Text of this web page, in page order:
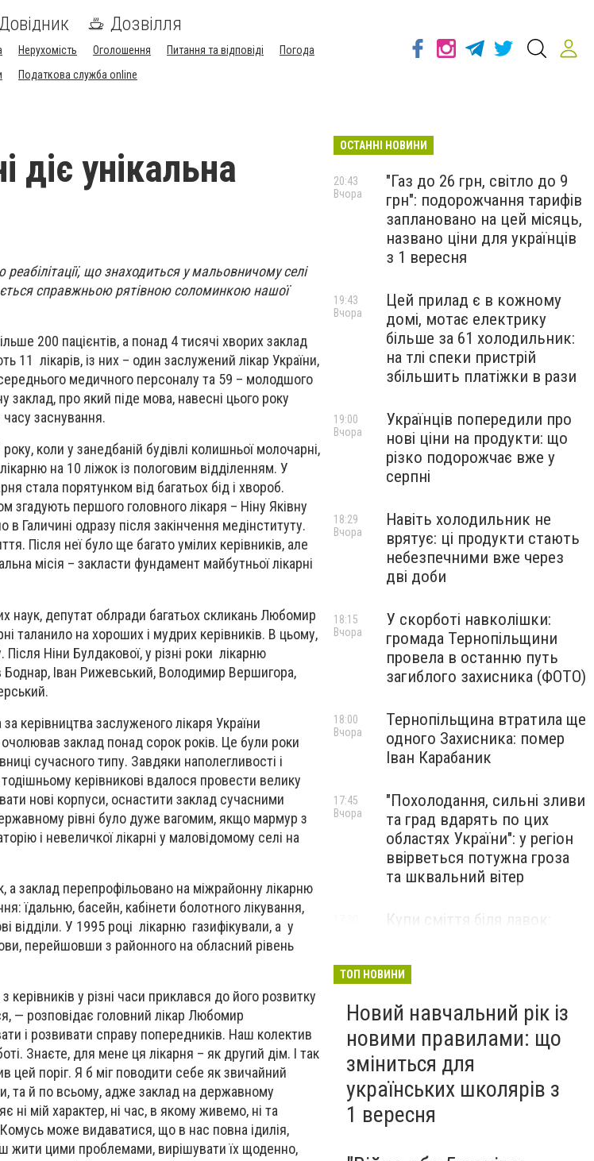
Дозвілля
Нерухомість Оголошення Питання та відповіді
Погода
Податкова служба online
діє унікальна
що знаходиться у мальовничому селі
справжньою рятівною соломинкою нашої
200 пацієнтів, а понад 4 тисячі хворих заклад
лікарів, із них – один заслужений лікар України,
медичного персоналу та 59 – молодшого
про який піде мова, навесні цього року
заснування.
коли у занедбаній будівлі колишньої молочарні,
на 10 ліжок із пологовим відділенням. У
стала порятунком від багатьох бід і хвороб.
першого головного лікаря – Ніну Яківну
Галичині одразу після закінчення медінституту.
Після неї було ще багато умілих керівників, але
місія – закласти фундамент майбутньої лікарні
наук, депутат облради багатьох скликань Любомир
таланило на хороших і мудрих керівників. В цьому,
Ніни Булдакової, у різні роки лікарню
Іван Рижевський, Володимир Вершигора,
керівництва заслуженого лікаря України
заклад понад сорок років. Це були роки
сучасного типу. Завдяки наполегливості і
керівникові вдалося провести велику
нові корпуси, оснастити заклад сучасними
рівні було дуже вагомим, якщо мармур з
і невеличкої лікарні у маловідомому селі на
а заклад перепрофільовано на міжрайонну лікарню
їдальню, басейн, кабінети болотного лікування,
відділи. У 1995 році лікарню газифікували, а у
перейшовши з районного на обласний рівень
у різні часи приклався до його розвитку
— розповідає головний лікар Любомир
і розвивати справу попередників. Наш колектив
Знаєте, для мене ця лікарня – як другий дім. І так
цей поріг. Я б міг поводити себе як звичайний
та й по всьому, адже заклад на державному
ні мій характер, ні час, в якому живемо, ні та
може видаватися, що в нас повна ідилія,
жити цими проблемами, вирішувати їх щоденно,
ОСТАННІ НОВИНИ
"Газ до 26 грн, світло до 9
грн": подорожчання тарифів
заплановано на цей місяць,
названо ціни для українців
з 1 вересня
20:43
Вчора
Цей прилад є в кожному
домі, мотає електрику
більше за 61 холодильник:
на тлі спеки пристрій
збільшить платіжки в рази
19:43
Вчора
Українців попередили про
нові ціни на продукти: що
різко подорожчає вже у
серпні
19:00
Вчора
Навіть холодильник не
врятує: ці продукти стають
небезпечними вже через
дві доби
18:29
Вчора
У скорботі навколішки:
громада Тернопільщини
провела в останню путь
загиблого захисника (ФОТО)
18:15
Вчора
Тернопільщина втратила ще
одного Захисника: помер
Іван Карабаник
18:00
Вчора
"Похолодання, сильні зливи
та град вдарять по цих
областях України": у регіон
ввірветься потужна гроза
та шквальний вітер
17:45
Вчора
Купи сміття біля лавок:
побаченого у парку (ВІДЕО)
ТОП НОВИНИ
Новий навчальний рік із
новими правилами: що
зміниться для
українських школярів з
1 вересня